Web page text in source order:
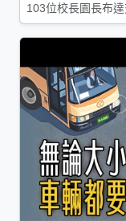
103位校長園長布